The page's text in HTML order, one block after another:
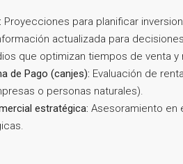
Proyecciones para planificar
actualizada para
que optimizan tiempos de venta y
de Pago (canjes): Evaluación de
o personas naturales).
estratégica: Asesoramiento en